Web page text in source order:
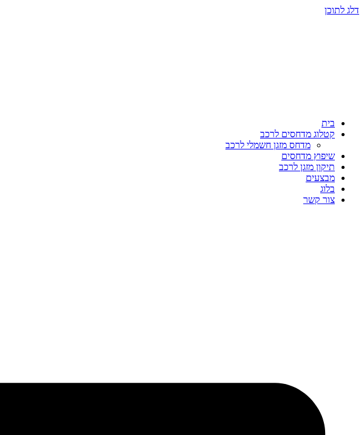
דלג לתוכן
בית
קטלוג מדחסים לרכב
מדחס מזגן חשמלי לרכב
שיפוץ מדחסים
תיקון מזגן לרכב
מבצעים
בלוג
צור קשר